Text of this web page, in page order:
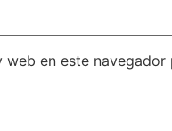
en este